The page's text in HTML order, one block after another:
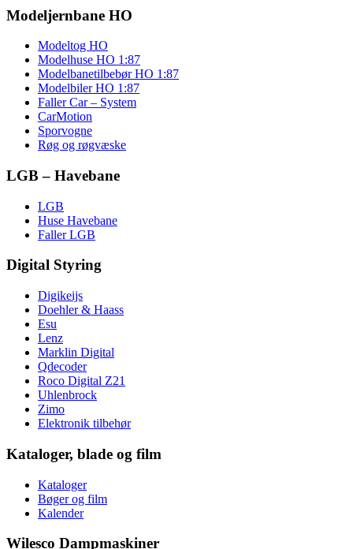
Modeljernbane HO
Modeltog HO
Modelhuse HO 1:87
Modelbanetilbebør HO 1:87
Modelbiler HO 1:87
Faller Car – System
CarMotion
Sporvogne
Røg og røgvæske
LGB – Havebane
LGB
Huse Havebane
Faller LGB
Digital Styring
Digikeijs
Doehler & Haass
Esu
Lenz
Marklin Digital
Qdecoder
Roco Digital Z21
Uhlenbrock
Zimo
Elektronik tilbehør
Kataloger, blade og film
Kataloger
Bøger og film
Kalender
Wilesco Dampmaskiner